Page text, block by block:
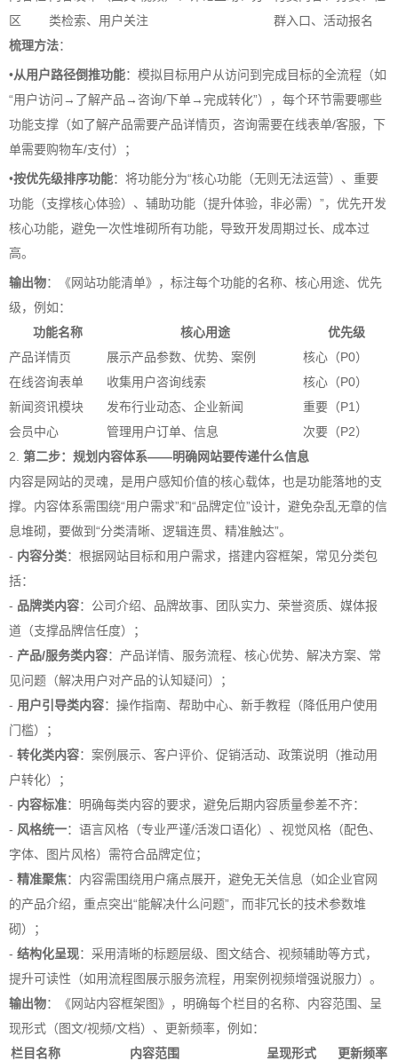
区
类检索、用户关注
群入口、活动报名
梳理方法：
•从用户路径倒推功能：模拟目标用户从访问到完成目标的全流程（如
“用户访问→了解产品→咨询/下单→完成转化”），每个环节需要哪些
功能支撑（如了解产品需要产品详情页，咨询需要在线表单/客服，下
单需要购物车/支付）；
•按优先级排序功能：将功能分为“核心功能（无则无法运营）、重要
功能（支撑核心体验）、辅助功能（提升体验，非必需）”，优先开发
核心功能，避免一次性堆砌所有功能，导致开发周期过长、成本过
高。
输出物：《网站功能清单》，标注每个功能的名称、核心用途、优先
级，例如：
功能名称
核心用途
优先级
产品详情页
展示产品参数、优势、案例
核心（P0）
在线咨询表单
收集用户咨询线索
核心（P0）
新闻资讯模块
发布行业动态、企业新闻
重要（P1）
会员中心
管理用户订单、信息
次要（P2）
2. 第二步：规划内容体系——明确网站要传递什么信息
内容是网站的灵魂，是用户感知价值的核心载体，也是功能落地的支
撑。内容体系需围绕“用户需求”和“品牌定位”设计，避免杂乱无章的信
息堆砌，要做到“分类清晰、逻辑连贯、精准触达”。
- 内容分类：根据网站目标和用户需求，搭建内容框架，常见分类包
括：
- 品牌类内容：公司介绍、品牌故事、团队实力、荣誉资质、媒体报
道（支撑品牌信任度）；
- 产品/服务类内容：产品详情、服务流程、核心优势、解决方案、常
见问题（解决用户对产品的认知疑问）；
- 用户引导类内容：操作指南、帮助中心、新手教程（降低用户使用
门槛）；
- 转化类内容：案例展示、客户评价、促销活动、政策说明（推动用
户转化）；
- 内容标准：明确每类内容的要求，避免后期内容质量参差不齐：
- 风格统一：语言风格（专业严谨/活泼口语化）、视觉风格（配色、
字体、图片风格）需符合品牌定位；
- 精准聚焦：内容需围绕用户痛点展开，避免无关信息（如企业官网
的产品介绍，重点突出“能解决什么问题”，而非冗长的技术参数堆
砌）；
- 结构化呈现：采用清晰的标题层级、图文结合、视频辅助等方式，
提升可读性（如用流程图展示服务流程，用案例视频增强说服力）。
输出物：《网站内容框架图》，明确每个栏目的名称、内容范围、呈
现形式（图文/视频/文档）、更新频率，例如：
栏目名称
内容范围 呈现形式
更新频率